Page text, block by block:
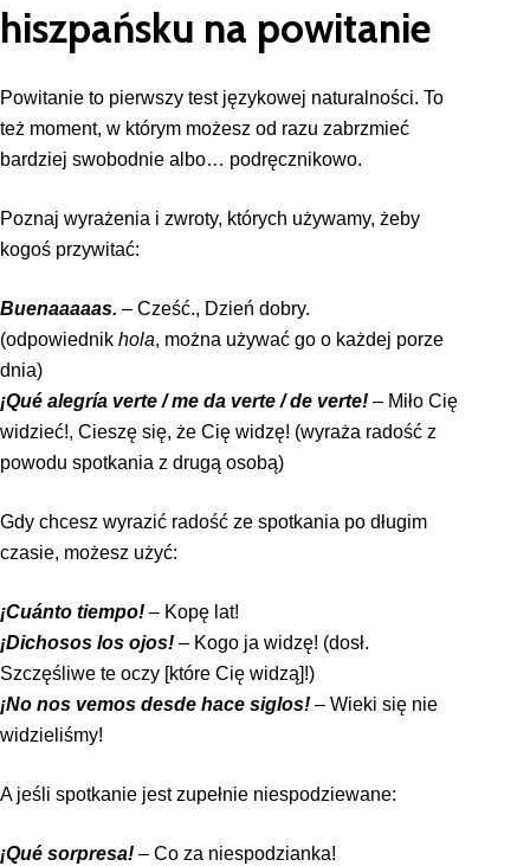
hiszpańsku na powitanie
Powitanie to pierwszy test językowej naturalności. To
też moment, w którym możesz od razu zabrzmieć
bardziej swobodnie albo… podręcznikowo.
Poznaj wyrażenia i zwroty, których używamy, żeby
kogoś przywitać:
Buenaaaaas. – Cześć., Dzień dobry.
(odpowiednik hola, można używać go o każdej porze
dnia)
¡Qué alegría verte / me da verte / de verte! – Miło Cię
widzieć!, Cieszę się, że Cię widzę! (wyraża radość z
powodu spotkania z drugą osobą)
Gdy chcesz wyrazić radość ze spotkania po długim
czasie, możesz użyć:
¡Cuánto tiempo! – Kopę lat!
¡Dichosos los ojos! – Kogo ja widzę! (dosł.
Szczęśliwe te oczy [które Cię widzą]!)
¡No nos vemos desde hace siglos! – Wieki się nie
widzieliśmy!
A jeśli spotkanie jest zupełnie niespodziewane:
¡Qué sorpresa! – Co za niespodzianka!